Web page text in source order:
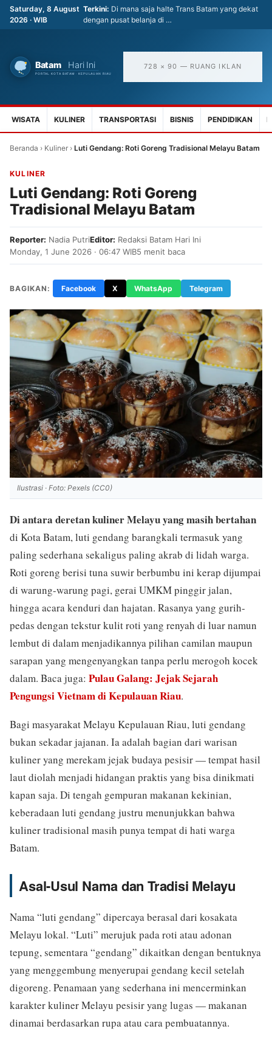
Saturday, 8 August
2026 · WIB
Terkini: Di mana saja halte Trans Batam yang dekat
dengan pusat belanja di …
728 × 90 — RUANG IKLAN
WISATA KULINER TRANSPORTASI BISNIS PENDIDIKAN
Beranda › Kuliner › Luti Gendang: Roti Goreng Tradisional Melayu Batam
KULINER
Luti Gendang: Roti Goreng
Tradisional Melayu Batam
Reporter: Nadia PutriEditor: Redaksi Batam Hari Ini
Monday, 1 June 2026 · 06:47 WIB5 menit baca
BAGIKAN: Facebook X WhatsApp Telegram
Ilustrasi · Foto: Pexels (CC0)
Di antara deretan kuliner Melayu yang masih bertahan
di Kota Batam, luti gendang barangkali termasuk yang
paling sederhana sekaligus paling akrab di lidah warga.
Roti goreng berisi tuna suwir berbumbu ini kerap dijumpai
di warung-warung pagi, gerai UMKM pinggir jalan,
hingga acara kenduri dan hajatan. Rasanya yang gurih-
pedas dengan tekstur kulit roti yang renyah di luar namun
lembut di dalam menjadikannya pilihan camilan maupun
sarapan yang mengenyangkan tanpa perlu merogoh kocek
dalam. Baca juga: Pulau Galang: Jejak Sejarah
Pengungsi Vietnam di Kepulauan Riau.
Bagi masyarakat Melayu Kepulauan Riau, luti gendang
bukan sekadar jajanan. Ia adalah bagian dari warisan
kuliner yang merekam jejak budaya pesisir — tempat hasil
laut diolah menjadi hidangan praktis yang bisa dinikmati
kapan saja. Di tengah gempuran makanan kekinian,
keberadaan luti gendang justru menunjukkan bahwa
kuliner tradisional masih punya tempat di hati warga
Batam.
Asal-Usul Nama dan Tradisi Melayu
Nama “luti gendang” dipercaya berasal dari kosakata
Melayu lokal. “Luti” merujuk pada roti atau adonan
tepung, sementara “gendang” dikaitkan dengan bentuknya
yang menggembung menyerupai gendang kecil setelah
digoreng. Penamaan yang sederhana ini mencerminkan
karakter kuliner Melayu pesisir yang lugas — makanan
dinamai berdasarkan rupa atau cara pembuatannya.